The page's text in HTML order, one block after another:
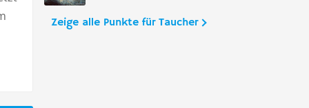
Zeige alle Punkte für Taucher